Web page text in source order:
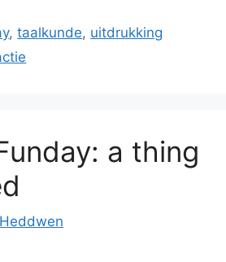
,taalkunde, uitdrukking
a thing
Heddwen